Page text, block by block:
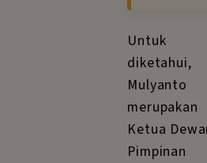
Untuk
diketahui,
Mulyanto
merupakan
Ketua
Pimpinan